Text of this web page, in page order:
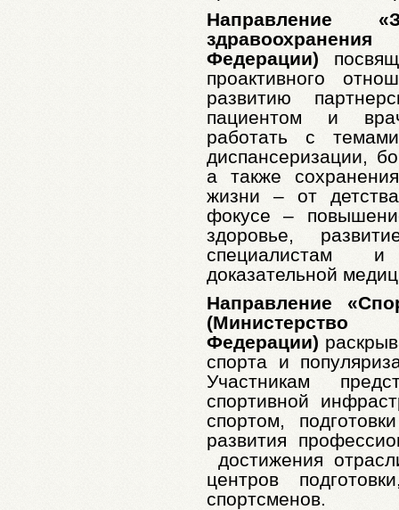
Направление
Федерации)
проактивного
развитию
пациентом и
работать с
диспансеризации,
а также
жизни – от
фокусе –
здоровье,
специалистам
доказательной
Направление
Федерации)
спорта и
Участникам
спортивной
спортом,
развития
достижения
центров
спортсменов.